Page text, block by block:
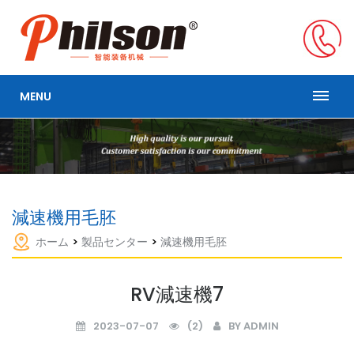
MENU
減速機用毛胚
ホーム > 製品センター > 減速機用毛胚
RV減速機7
2023-07-07 (2) BY ADMIN